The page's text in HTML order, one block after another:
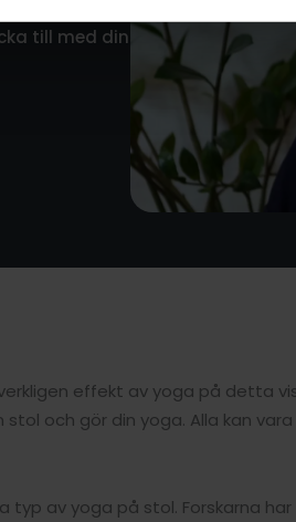
så hittar
till med din
effekt av yoga på detta
och gör din yoga. Alla kan
typ av yoga på stol. Forskarna